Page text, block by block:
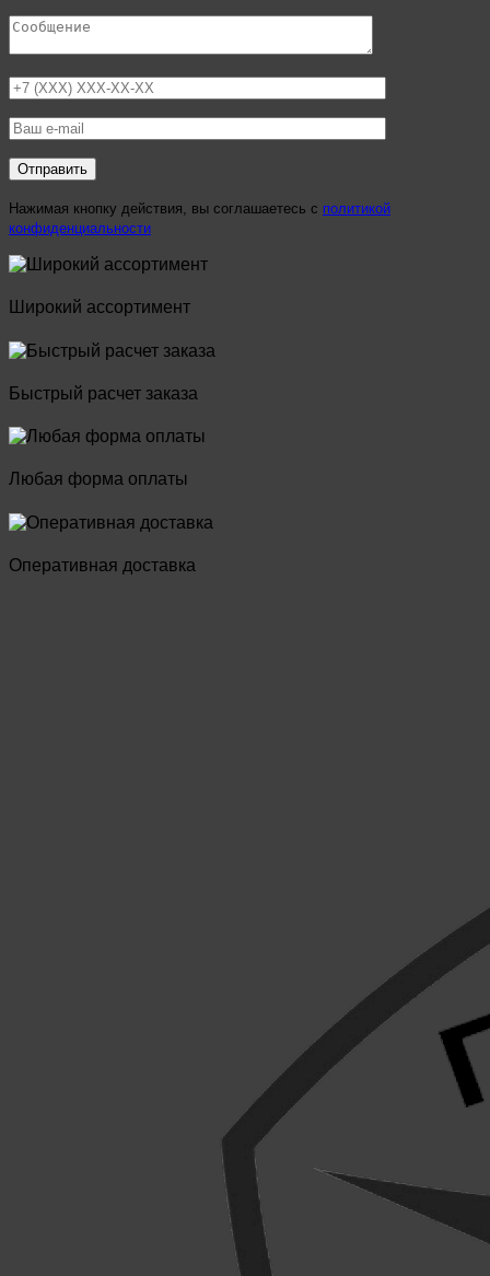
Нажимая кнопку действия, вы соглашаетесь с политикой
конфиденциальности
Широкий ассортимент
Быстрый расчет заказа
Любая форма оплаты
Оперативная доставка